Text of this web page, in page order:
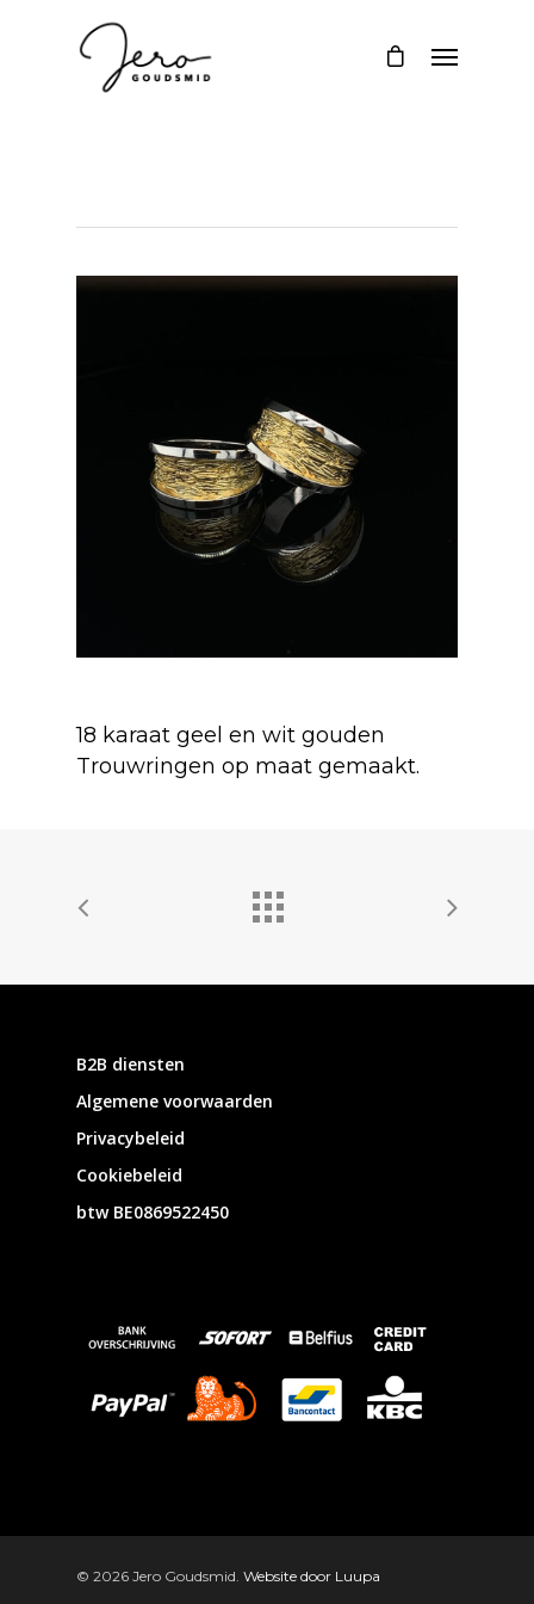
18 karaat geel en wit gouden
Trouwringen op maat gemaakt.
B2B diensten
Algemene voorwaarden
Privacybeleid
Cookiebeleid
btw BE0869522450
© 2026 Jero Goudsmid. Website door Luupa